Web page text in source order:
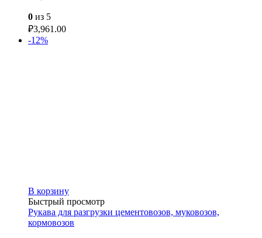
0 из 5
₽3,961.00
-12%
В корзину
Быстрый просмотр
Рукава для разгрузки цементовозов, муковозов,
кормовозов